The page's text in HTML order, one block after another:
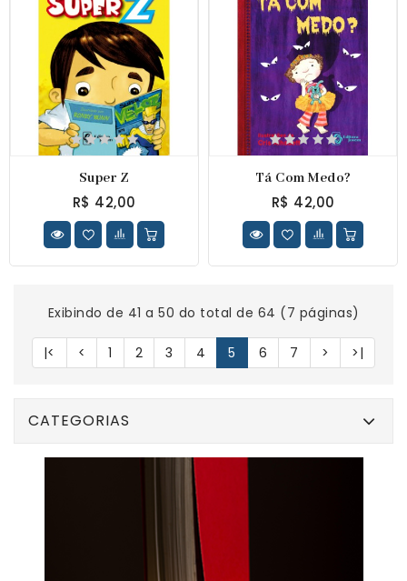
Super Z
R$ 42,00
Tá Com Medo?
R$ 42,00
Exibindo de 41 a 50 do total de 64 (7 páginas)
|< < 1 2 3 4 5 6 7 > >|
CATEGORIAS